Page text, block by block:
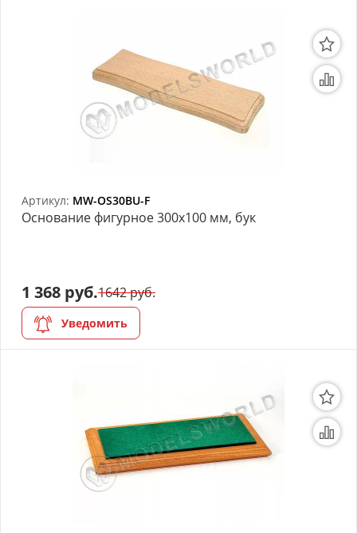
Артикул: MW-OS30BU-F
Основание фигурное 300х100 мм, бук
1 368 руб.1642 руб.
Уведомить